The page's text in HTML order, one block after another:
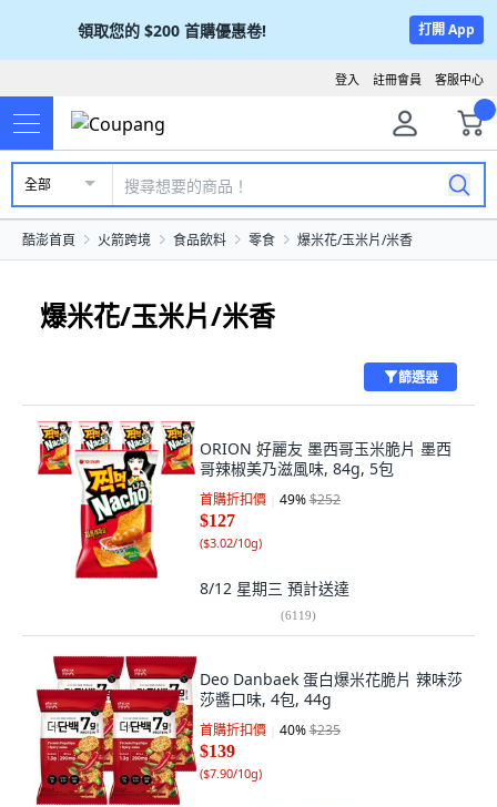
領取您的 $200 首購優惠卷! 打開 App
客服中心
註冊會員
登入
全部
酷澎首頁 火箭跨境 食品飲料 零食 爆米花/玉米片/米香
爆米花/玉米片/米香
篩選器
ORION 好麗友 墨西哥玉米脆片 墨西
哥辣椒美乃滋風味, 84g, 5包
首購折扣價 49%$252
$127
($3.02/10g)
8/12 星期三 預計送達
(6119)
Deo Danbaek 蛋白爆米花脆片 辣味莎
莎醬口味, 4包, 44g
首購折扣價 40%$235
$139
($7.90/10g)